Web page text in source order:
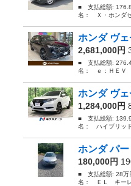
■ 支払総額:
名： Ｘ・ホンダ
ホンダ ヴ
2,681,000円
■ 支払総額:
名： ｅ：ＨＥＶ
ホンダ ヴ
1,284,000円
■ 支払総額:
名： ハイブリッ
ホンダ パ
180,000円
■ 支払総額: 28
名： ＥＬ キー